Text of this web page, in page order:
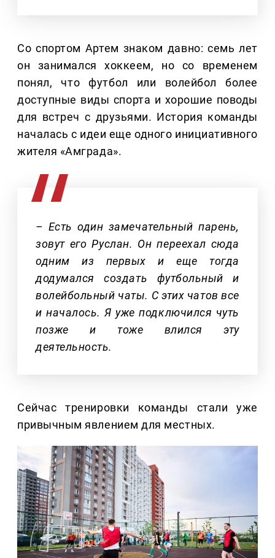
Со спортом Артем знаком давно: семь лет
он занимался хоккеем, но со временем
понял, что футбол или волейбол более
доступные виды спорта и хорошие поводы
для встреч с друзьями. История команды
началась с идеи еще одного инициативного
жителя «Амграда».
– Есть один замечательный парень,
зовут его Руслан. Он переехал сюда
одним из первых и еще тогда
додумался создать футбольный и
волейбольный чаты. С этих чатов все
и началось. Я уже подключился чуть
позже и тоже влился эту
деятельность.
Сейчас тренировки команды стали уже
привычным явлением для местных.